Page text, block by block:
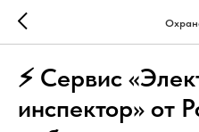
⚡️ Сервис
инспектор» от